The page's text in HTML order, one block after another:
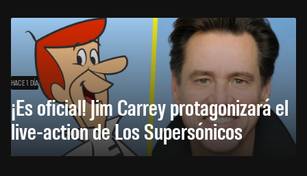
HACE 1 DÍA
¡Es oficial! Jim Carrey protagonizará el
live-action de Los Supersónicos